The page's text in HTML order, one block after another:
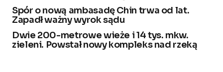
Spór o nową ambasadę Chin trwa od lat.
Zapadł ważny wyrok sądu
Dwie 200-metrowe wieże i 14 tys. mkw.
zieleni. Powstał nowy kompleks nad rzeką